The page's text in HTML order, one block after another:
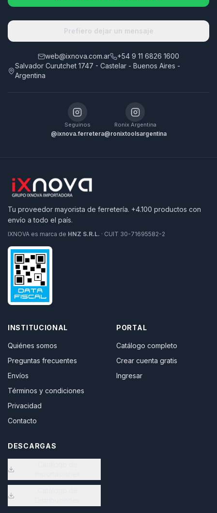
Prefiero dejar un mensaje
web@ixnova.com.ar
+54 9 11 6826 1600
Salvador Curutchet 1747 - Castelar - Buenos Aires -
Argentina
Seguinos
@ixnova.ferretera
Ronix Argentina
@ronixtoolsargentina
Tu proveedor mayorista de ferretería. +4.100 productos con
envío a todo el país.
IXNOVA es marca de HNZ S.R.L. · CUIT 30-71695582-2
INSTITUCIONAL
Quiénes somos
Preguntas frecuentes
Envíos
Términos y condiciones
Privacidad
Contacto
PORTAL
Catálogo completo
Crear cuenta gratis
Ingresar
DESCARGAS